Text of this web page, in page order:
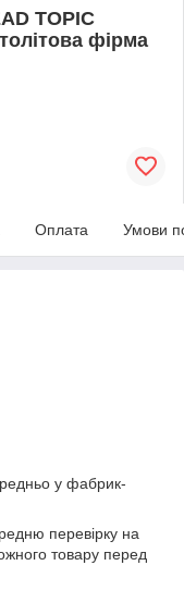
TOPIC
фірма
Оплата Умови
у фабрик-
перевірку на
товару перед